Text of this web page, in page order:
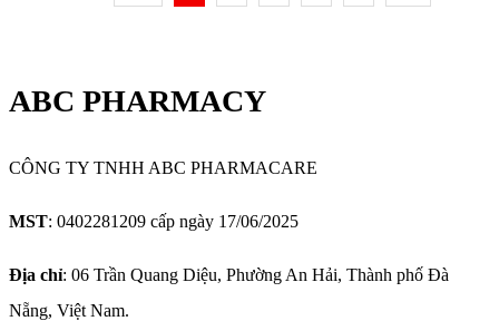
ABC PHARMACY
CÔNG TY TNHH ABC PHARMACARE
MST: 0402281209 cấp ngày 17/06/2025
Địa chỉ: 06 Trần Quang Diệu, Phường An Hải, Thành phố Đà
Nẵng, Việt Nam.